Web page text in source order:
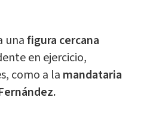
unafigura cercana
en ejercicio,
como a la mandataria